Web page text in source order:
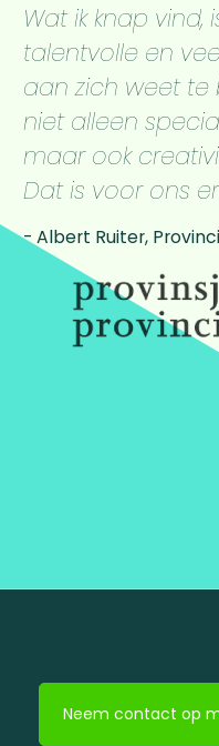
Wat ik knap vind,
talentvolle en
aan zich weet te
niet alleen
maar ook
Dat is voor ons
Albert Ruiter,
Neem contact op